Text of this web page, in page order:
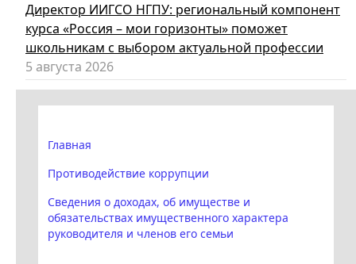
Директор ИИГСО НГПУ: региональный компонент
курса «Россия – мои горизонты» поможет
школьникам с выбором актуальной профессии
5 августа 2026
Главная
Противодействие коррупции
Сведения о доходах, об имуществе и
обязательствах имущественного характера
руководителя и членов его семьи